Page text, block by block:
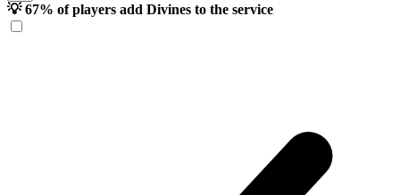
💡 67% of players add Divines to the service